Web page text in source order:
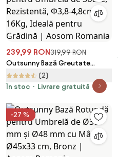
239,99 RON319,99 RON
Outsunny Bază Greutate
pentru Umbrelă de Soare,
Rezistentă, Φ3,8-4,8cm, 16Kg,
Ideală pentru Grădină | Aosom
Romania
(2)
În stoc
Livrare gratuită
-27 %